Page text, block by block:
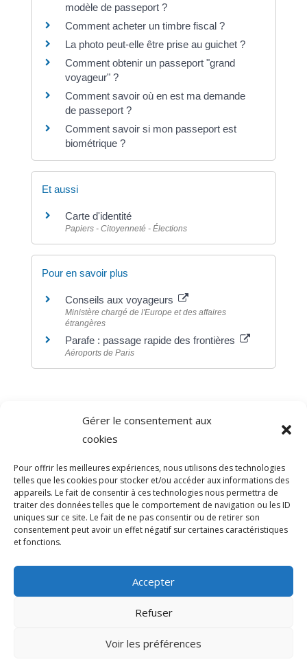
Gérer le consentement aux
cookies
Pour offrir les meilleures expériences, nous utilisons des technologies
telles que les cookies pour stocker et/ou accéder aux informations des
appareils. Le fait de consentir à ces technologies nous permettra de
traiter des données telles que le comportement de navigation ou les ID
uniques sur ce site. Le fait de ne pas consentir ou de retirer son
consentement peut avoir un effet négatif sur certaines caractéristiques
et fonctions.
Accepter
Refuser
Voir les préférences
modèle de passeport ?
Comment acheter un timbre fiscal ?
La photo peut-elle être prise au guichet ?
Comment obtenir un passeport "grand
voyageur" ?
Comment savoir où en est ma demande
de passeport ?
Comment savoir si mon passeport est
biométrique ?
Et aussi
Carte d'identité
Papiers - Citoyenneté - Élections
Pour en savoir plus
Conseils aux voyageurs
Ministère chargé de l'Europe et des affaires
étrangères
Parafe : passage rapide des frontières
Aéroports de Paris
Direction de l'information légale et administrative
comarquage developpé par
© 2026 Mairie de Sainte-Léocadie | Site